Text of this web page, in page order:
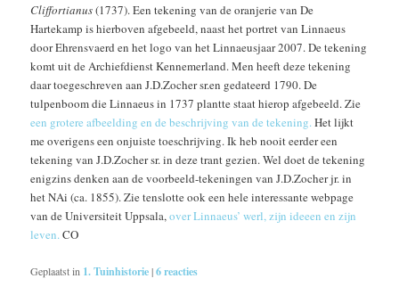
Cliffortianus(1737). Een tekening van de oranjerie van De
Hartekamp is hierboven afgebeeld, naast het portret van Linnaeus
door Ehrensvaerd en het logo van het Linnaeusjaar 2007. De tekening
komt uit de Archiefdienst Kennemerland. Men heeft deze tekening
daar toegeschreven aan J.D.Zocher sr.en gedateerd 1790. De
tulpenboom die Linnaeus in 1737 plantte staat hierop afgebeeld. Zie
een grotere afbeelding en de beschrijving van de tekening.Het lijkt
me overigens een onjuiste toeschrijving. Ik heb nooit eerder een
tekening van J.D.Zocher sr. in deze trant gezien. Wel doet de tekening
enigzins denken aan de voorbeeld-tekeningen van J.D.Zocher jr. in
het NAi (ca. 1855). Zie tenslotte ook een hele interessante webpage
van de Universiteit Uppsala,over Linnaeus’ werl, zijn ideeen en zijn
leven.CO
Geplaatst in 1. Tuinhistorie|6reacties